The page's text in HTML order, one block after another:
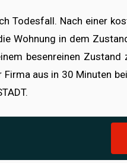
Todesfall. Nach einer
Wohnung in dem
besenreinen
aus in 30 Minuten